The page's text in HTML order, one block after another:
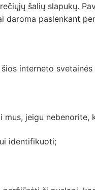
šalių slapukų.
daroma paslenkant
interneto svetainės
mus, jeigu nebenorite,
identifikuoti;